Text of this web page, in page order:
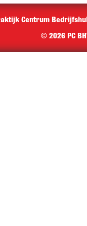
Centrum
© 2026 PC